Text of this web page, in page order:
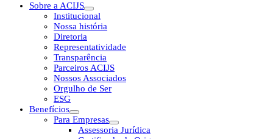
Sobre a ACIJS
Institucional
Nossa história
Diretoria
Representatividade
Transparência
Parceiros ACIJS
Nossos Associados
Orgulho de Ser
ESG
Benefícios
Para Empresas
Assessoria Jurídica